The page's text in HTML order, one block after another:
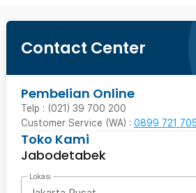
Contact Center
Pembelian Online
Telp : (021) 39 700 200
Customer Service (WA) : 0899 721
Toko Kami
Jabodetabek
Lokasi